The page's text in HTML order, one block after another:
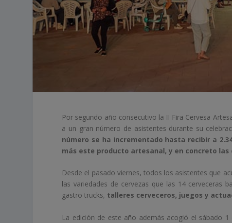
Por segundo año consecutivo la II Fira Cervesa
a un gran número de asistentes durante su
número se ha incrementado hasta recibir a
más este producto artesanal, y en concreto las
Desde el pasado viernes, todos los asistentes que
las variedades de cervezas que las 14 cerveceras
gastro trucks, talleres cerveceros, juegos y
La edición de este año además acogió el sábado